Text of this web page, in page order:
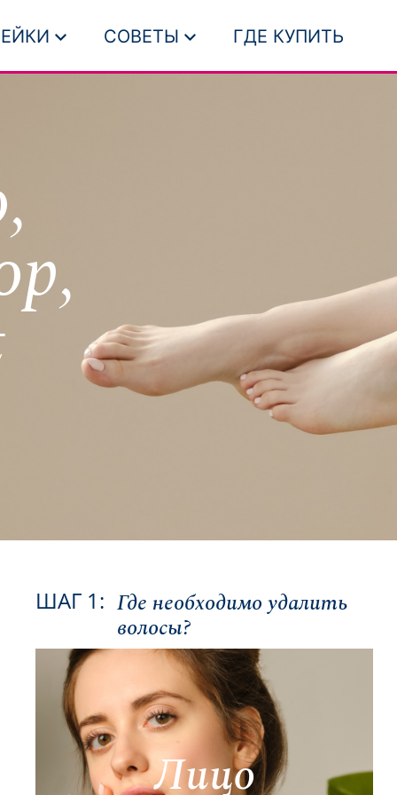
СОВЕТЫ ГДЕ КУПИТЬ
ШАГ 1: Где необходимо удалить
волосы?
Руки Подмышки Ноги
Лицо